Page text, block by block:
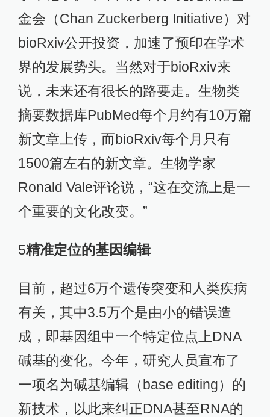
金会（Chan Zuckerberg Initiative）对
bioRxiv公开投资，加速了预印在学术
界的发展势头。当然对于bioRxiv来
说，未来还有很长的路要走。生物类
摘要数据库PubMed每个月约有10万篇
新文章上传，而bioRxiv每个月只有
1500篇左右的新文章。生物学家
Ronald Vale评论说，“这在交流上是一
个重要的文化改变。”
5精准定位的基因编辑
目前，超过6万个遗传突变和人类疾病
有关，其中3.5万个是由小的错误造
成，即基因组中一个特定位点上DNA
碱基的变化。今年，研究人员宣布了
一项名为碱基编辑（base editing）的
新技术，以此来纠正DNA甚至RNA的